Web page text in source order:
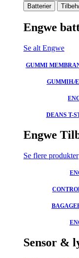
Batterier
Engwe
Se alt Engwe
GUMMI
DEANS T-
Engwe
Se flere produkter
Sensor &